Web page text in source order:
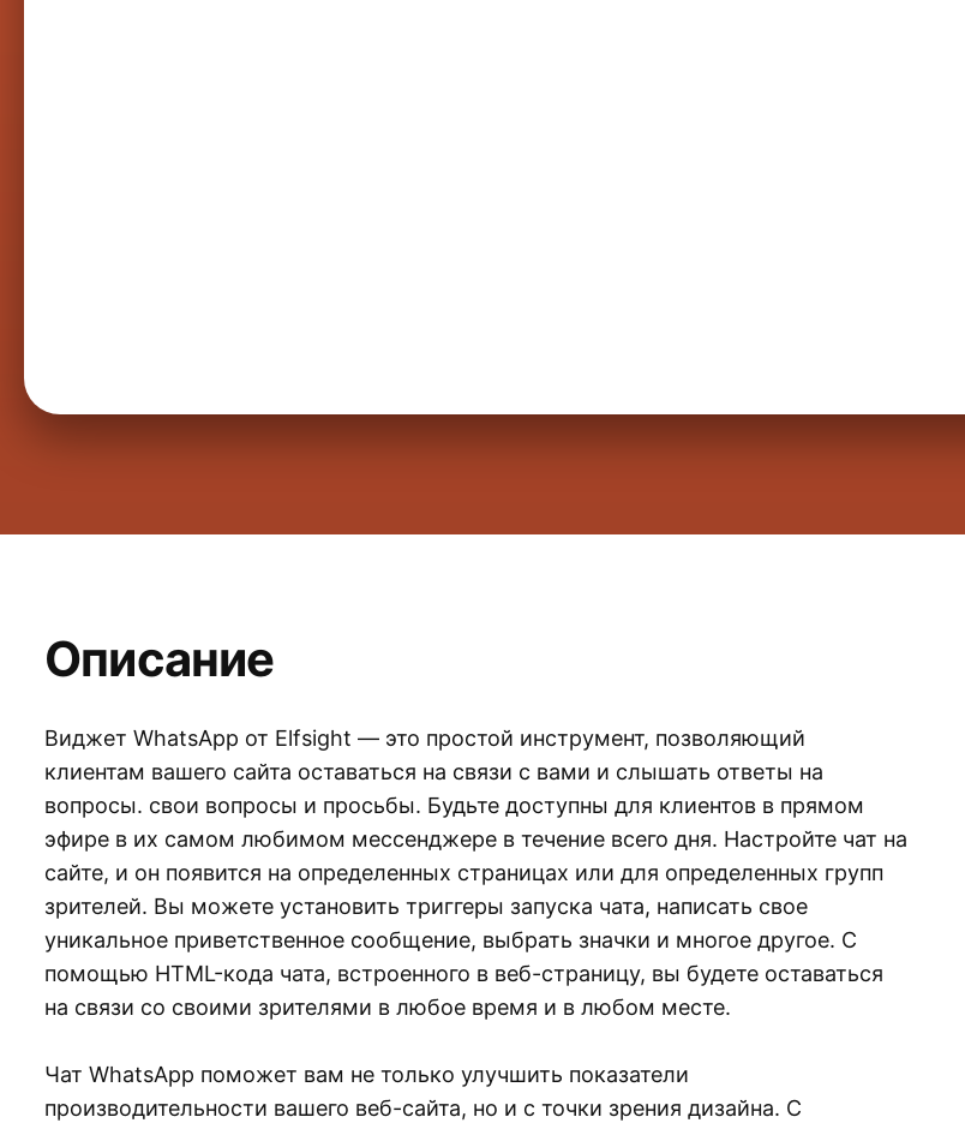
Описание
Виджет WhatsApp от Elfsight — это простой инструмент, позволяющий
клиентам вашего сайта оставаться на связи с вами и слышать ответы на
вопросы. свои вопросы и просьбы. Будьте доступны для клиентов в прямом
эфире в их самом любимом мессенджере в течение всего дня. Настройте чат на
сайте, и он появится на определенных страницах или для определенных групп
зрителей. Вы можете установить триггеры запуска чата, написать свое
уникальное приветственное сообщение, выбрать значки и многое другое. С
помощью HTML-кода чата, встроенного в веб-страницу, вы будете оставаться
на связи со своими зрителями в любое время и в любом месте.
Чат WhatsApp поможет вам не только улучшить показатели
производительности вашего веб-сайта, но и с точки зрения дизайна. С